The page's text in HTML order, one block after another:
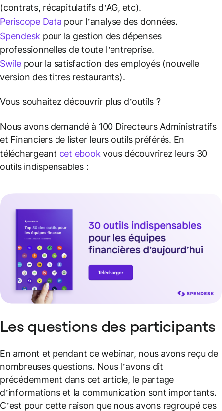
(contrats, récapitulatifs d’AG, etc).
Periscope Data pour l’analyse des données.
Spendesk pour la gestion des dépenses
professionnelles de toute l’entreprise.
Swilepour la satisfaction des employés (nouvelle
version des titres restaurants).
Vous souhaitez découvrir plus d’outils ?
Nous avons demandé à 100 Directeurs Administratifs
et Financiers de lister leurs outils préférés. En
téléchargeant cet ebook vous découvrirez leurs 30
outils indispensables :
Les questions des participants
En amont et pendant ce webinar, nous avons reçu de
nombreuses questions. Nous l’avons dit
précédemment dans cet article, le partage
d’informations et la communication sont importants.
C’est pour cette raison que nous avons regroupé ces